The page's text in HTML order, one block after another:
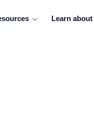
Learn about